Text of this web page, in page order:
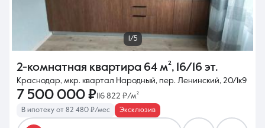
1/5
2-комнатная квартира 64 м², 16/16 эт.
Краснодар, мкр. квартал Народный, пер. Ленинский, 20/1к9
7 500 000 ₽116 822 ₽/м²
В ипотеку от 82 480 ₽/мес Эксклюзив